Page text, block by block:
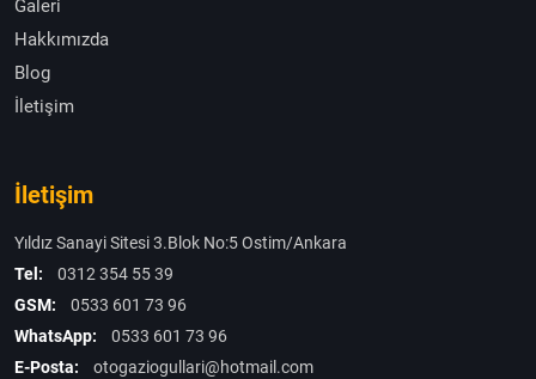
Galeri
Hakkımızda
Blog
İletişim
İletişim
Yıldız Sanayi Sitesi 3.Blok No:5 Ostim/Ankara
Tel:
0312 354 55 39
GSM:
0533 601 73 96
WhatsApp:
0533 601 73 96
E-Posta:
otogaziogullari@hotmail.com